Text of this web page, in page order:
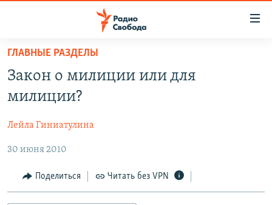
упрощенного
доступа
основному
Вернутся
главной
навигации
ЦИТАТЫ СВОБОДЫ
МНЕНИЯ
КУЛЬТУРА
IDEL.РЕАЛИИ
ГЛАВНЫЕ РАЗДЕЛЫ
Закон о милиции или для
милиции?
Лейла Гиниатулина
30 июня 2010
Поделиться Читать без VPN